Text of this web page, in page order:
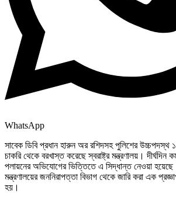
WhatsApp
সাবেক ডিবি প্রধান হারুন অর রশিদসহ পুলিশের উচ্চপদস্থ
চাকরি থেকে বরখাস্ত করেছে স্বরাষ্ট্র মন্ত্রণালয়।
পলায়নের অভিযোগের ভিত্তিতে এ সিদ্ধান্ত নেওয়া
মন্ত্রণালয়ের জননিরাপত্তা বিভাগ থেকে জারি করা এক
হয়।